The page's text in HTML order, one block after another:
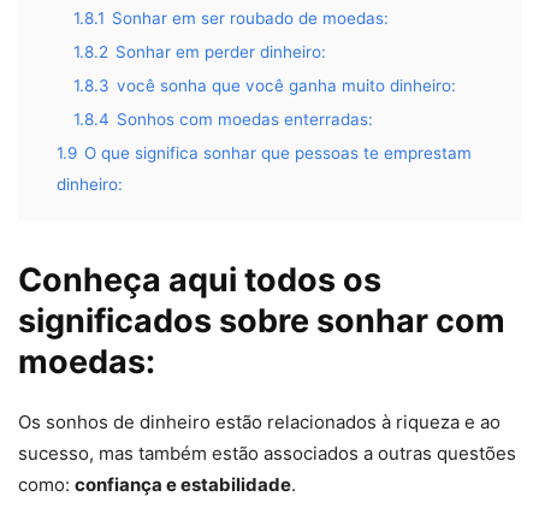
1.8.1 Sonhar em ser roubado de moedas:
1.8.2 Sonhar em perder dinheiro:
1.8.3 você sonha que você ganha muito dinheiro:
1.8.4 Sonhos com moedas enterradas:
1.9 O que significa sonhar que pessoas te emprestam
dinheiro:
Conheça aqui todos os
significados sobre sonhar com
moedas:
Os sonhos de dinheiro estão relacionados à riqueza e ao
sucesso, mas também estão associados a outras questões
como: confiança e estabilidade.